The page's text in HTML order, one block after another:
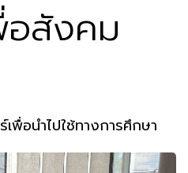
อสังคม
พื่อนำไปใช้ทางการศึกษา